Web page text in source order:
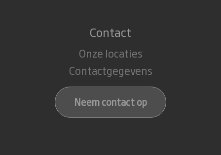
Contact
Onze locaties
Contactgegevens
Neem contact op